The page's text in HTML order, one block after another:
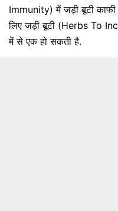
Immunity) में जड़ी बूटी काफी
लिए जड़ी बूटी (Herbs To
में से एक हो सकती है.